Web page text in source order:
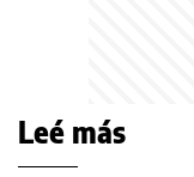
Leé más